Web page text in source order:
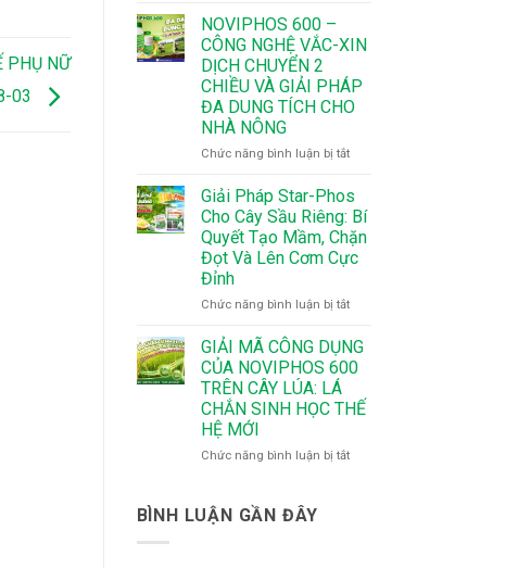
PHỤ NỮ
03
Chuẩn
Thuật
–
Bí
Giúp
Hoa
Đồng
Loạt,
Tăng
PHÚ
QUÝ
–
MÙA
MÀNG
Ý
RIÊNG
NOVIPHOS 600 –
CÔNG NGHỆ VẮC-XIN
DỊCH CHUYỂN 2
CHIỀU VÀ GIẢI PHÁP
ĐA DUNG TÍCH CHO
NHÀ NÔNG
Chức năng bình luận bị tắtở
600
–
CÔNG
NGHỆ
VẮC-
DỊCH
2
CHIỀU
VÀ
PHÁP
DUNG
Giải Pháp Star-Phos
Cho Cây Sầu Riêng: Bí
Quyết Tạo Mầm, Chặn
Đọt Và Lên Cơm Cực
Đỉnh
Chức năng bình luận bị tắtở
Pháp
Star-
Phos
Cho
Cây
Riêng:
GIẢI MÃ CÔNG DỤNG
CỦA NOVIPHOS 600
TRÊN CÂY LÚA: LÁ
CHẮN SINH HỌC THẾ
HỆ MỚI
Chức năng bình luận bị tắtở
BÌNH LUẬN GẦN ĐÂY